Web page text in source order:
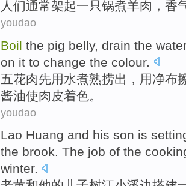
人们通常架起一只锅煮羊肉 ， 香
youdao
Boil the pig belly, drain the
on it to change the colour.
五花肉先用水煮熟捞出，用净布
酱油使肉皮着色。
youdao
Lao Huang and his son is
the brook. The job of the
winter.